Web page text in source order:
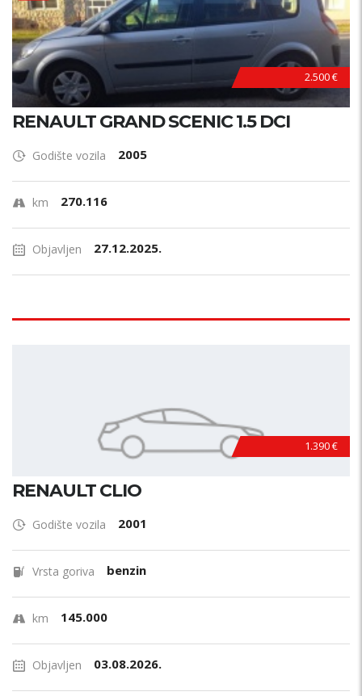
2.500 €
RENAULT GRAND SCENIC 1.5 DCI
Godište vozila 2005
km 270.116
Objavljen 27.12.2025.
1.390 €
RENAULT CLIO
Godište vozila 2001
Vrsta goriva benzin
km 145.000
Objavljen 03.08.2026.